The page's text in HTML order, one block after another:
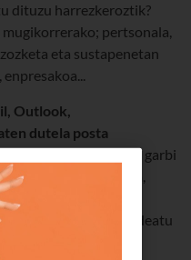
dituzu harrezkeroztik?
pertsonala,
eta sustapenetan
Outlook,
dutela posta
, baina muga garbi
oso intuitiboak. Bada,
hainbeste posta-
beraren bidez kudeatu